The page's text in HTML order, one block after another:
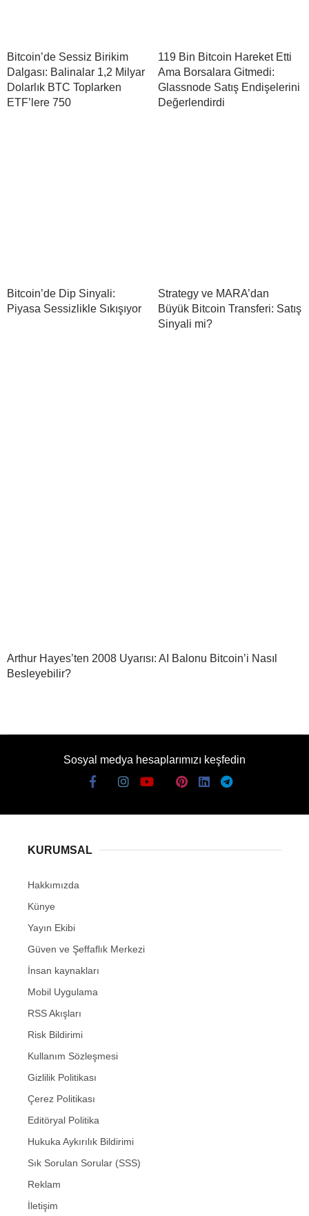
Bitcoin’de Sessiz Birikim
Dalgası: Balinalar 1,2 Milyar
Dolarlık BTC Toplarken
ETF’lere 750
119 Bin Bitcoin Hareket Etti
Ama Borsalara Gitmedi:
Glassnode Satış Endişelerini
Değerlendirdi
Bitcoin’de Dip Sinyali:
Piyasa Sessizlikle Sıkışıyor
Strategy ve MARA’dan
Büyük Bitcoin Transferi: Satış
Sinyali mi?
Arthur Hayes’ten 2008 Uyarısı: AI Balonu Bitcoin’i Nasıl
Besleyebilir?
Sosyal medya hesaplarımızı keşfedin
KURUMSAL
Hakkımızda
Künye
Yayın Ekibi
Güven ve Şeffaflık Merkezi
İnsan kaynakları
Mobil Uygulama
RSS Akışları
Risk Bildirimi
Kullanım Sözleşmesi
Gizlilik Politikası
Çerez Politikası
Editöryal Politika
Hukuka Aykırılık Bildirimi
Sık Sorulan Sorular (SSS)
Reklam
İletişim